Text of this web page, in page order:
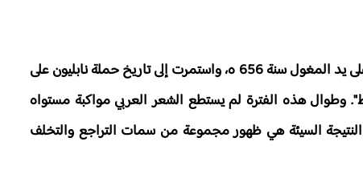
عرف الشعر العربي فترة طويلة من الركود والجمود والضعف، ابتدأت من سقوط بغداد على يد المغول سنة 656 ه، واستمرت إلى تاريخ حملة نابليون على
وطوال هذه الفترة لم يستطع الشعر العربي مواكبة مستواه
السيئة هي ظهور مجموعة من سمات التراجع والتخلف